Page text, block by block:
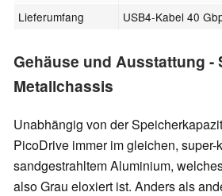
Lieferumfang
USB4-Kabel 40
Gehäuse und Ausstattung -
Metallchassis
Unabhängig von der
PicoDrive immer im gleichen,
sandgestrahltem Aluminium,
also Grau eloxiert ist. Anders als